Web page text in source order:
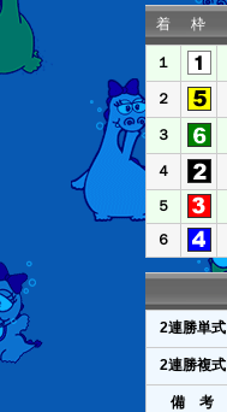
着 枠
１
２
３
４
５
６
2連勝単式
2連勝複式
備 考